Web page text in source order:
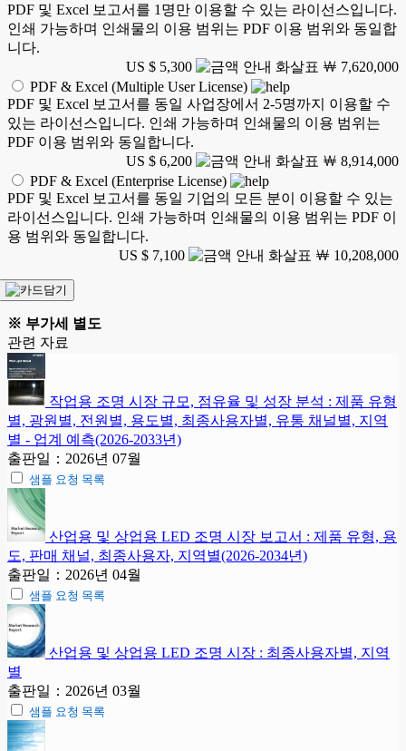
PDF 및 Excel 보고서를 1명만 이용할 수 있는 라이선스입니다.
인쇄 가능하며 인쇄물의 이용 범위는 PDF 이용 범위와 동일합
니다.
US $ 5,300
￦ 7,620,000
PDF & Excel (Multiple User License)
PDF 및 Excel 보고서를 동일 사업장에서 2-5명까지 이용할 수
있는 라이선스입니다. 인쇄 가능하며 인쇄물의 이용 범위는
PDF 이용 범위와 동일합니다.
US $ 6,200
￦ 8,914,000
PDF & Excel (Enterprise License)
PDF 및 Excel 보고서를 동일 기업의 모든 분이 이용할 수 있는
라이선스입니다. 인쇄 가능하며 인쇄물의 이용 범위는 PDF 이
용 범위와 동일합니다.
US $ 7,100
￦ 10,208,000
※ 부가세 별도
관련 자료
작업용 조명 시장 규모, 점유율 및 성장 분석 : 제품 유형
별, 광원별, 전원별, 용도별, 최종사용자별, 유통 채널별, 지역
별 - 업계 예측(2026-2033년)
출판일：2026년 07월
샘플 요청 목록
산업용 및 상업용 LED 조명 시장 보고서 : 제품 유형, 용
도, 판매 채널, 최종사용자, 지역별(2026-2034년)
출판일：2026년 04월
샘플 요청 목록
산업용 및 상업용 LED 조명 시장 : 최종사용자별, 지역
별
출판일：2026년 03월
샘플 요청 목록